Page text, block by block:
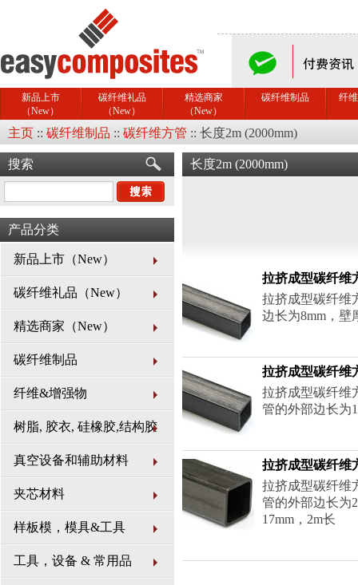
新品上市
（New）
碳纤维礼品
（New）
精选商家
（New）
碳纤维制品 纤
主页 :: 碳纤维制品 :: 碳纤维方管 :: 长度2m (2000mm)
搜索
产品分类
新品上市（New）
碳纤维礼品（New）
精选商家（New）
碳纤维制品
纤维&增强物
树脂, 胶衣, 硅橡胶,结构胶
真空设备和辅助材料
夹芯材料
样板模，模具&工具
工具，设备 & 常用品
长度2m (2000mm)
拉挤成型碳纤维
拉挤成型碳纤维
边长为8mm，壁
拉挤成型碳纤维
拉挤成型碳纤维
管的外部边长为
拉挤成型碳纤维
拉挤成型碳纤维
管的外部边长为
17mm，2m长